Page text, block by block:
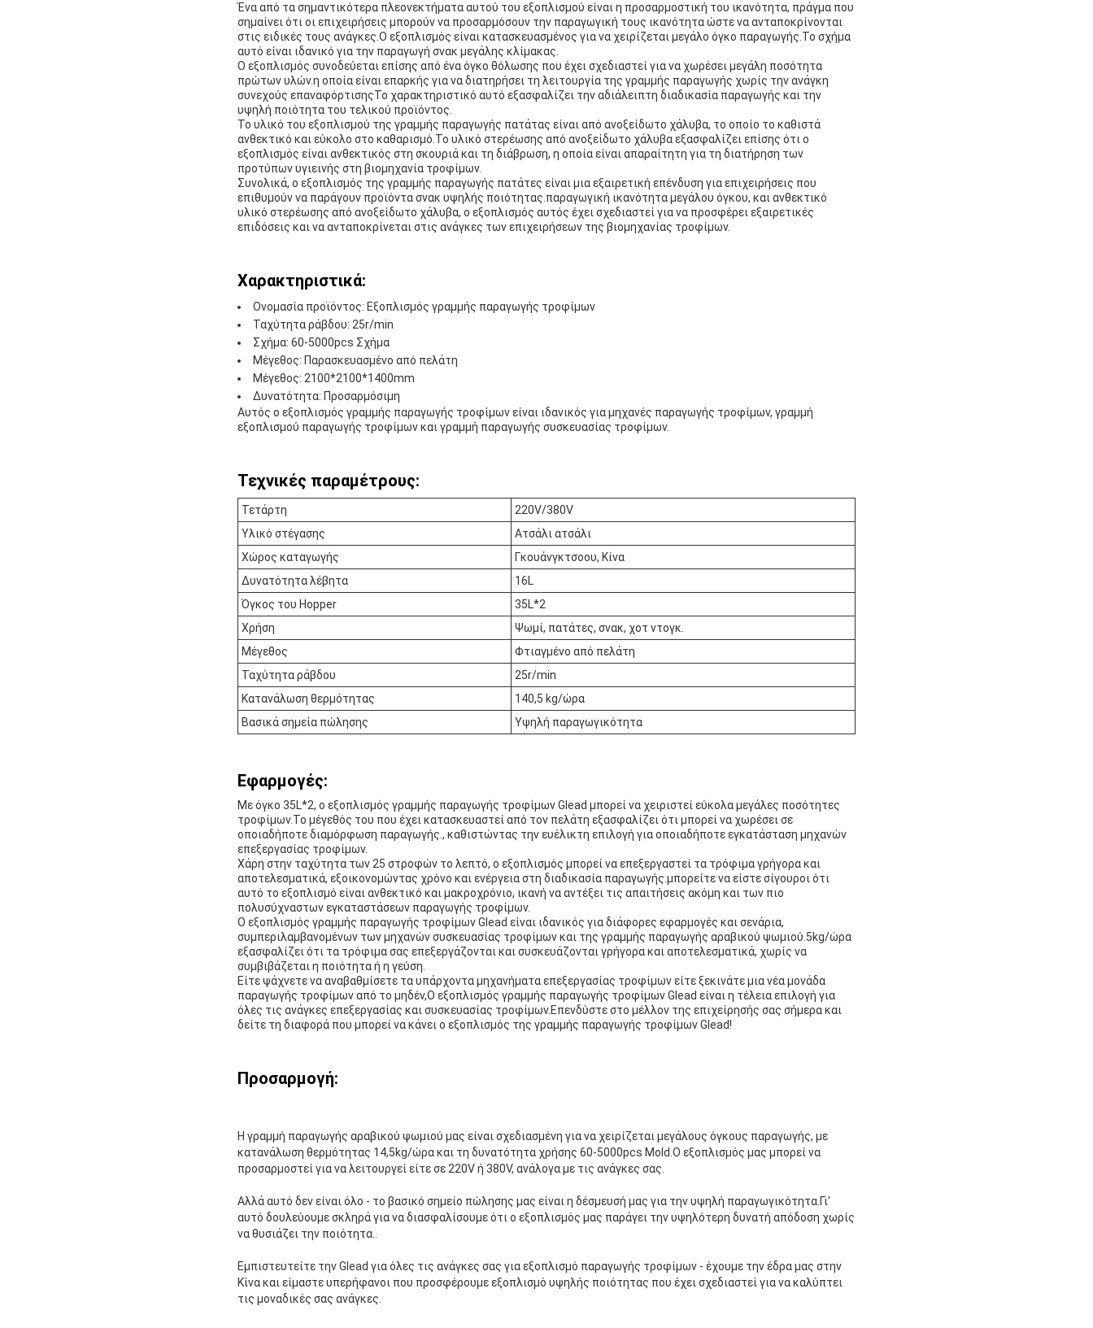
Ένα από τα σημαντικότερα πλεονεκτήματα αυτού του εξοπλισμού είναι η προσαρμοστική του ικανότητα, πράγμα που
σημαίνει ότι οι επιχειρήσεις μπορούν να προσαρμόσουν την παραγωγική τους ικανότητα ώστε να ανταποκρίνονται
στις ειδικές τους ανάγκες.Ο εξοπλισμός είναι κατασκευασμένος για να χειρίζεται μεγάλο όγκο παραγωγής.Το σχήμα
αυτό είναι ιδανικό για την παραγωγή σνακ μεγάλης κλίμακας.
Ο εξοπλισμός συνοδεύεται επίσης από ένα όγκο θόλωσης που έχει σχεδιαστεί για να χωρέσει μεγάλη ποσότητα
πρώτων υλών.η οποία είναι επαρκής για να διατηρήσει τη λειτουργία της γραμμής παραγωγής χωρίς την ανάγκη
συνεχούς επαναφόρτισηςΤο χαρακτηριστικό αυτό εξασφαλίζει την αδιάλειπτη διαδικασία παραγωγής και την
υψηλή ποιότητα του τελικού προϊόντος.
Το υλικό του εξοπλισμού της γραμμής παραγωγής πατάτας είναι από ανοξείδωτο χάλυβα, το οποίο το καθιστά
ανθεκτικό και εύκολο στο καθαρισμό.Το υλικό στερέωσης από ανοξείδωτο χάλυβα εξασφαλίζει επίσης ότι ο
εξοπλισμός είναι ανθεκτικός στη σκουριά και τη διάβρωση, η οποία είναι απαραίτητη για τη διατήρηση των
προτύπων υγιεινής στη βιομηχανία τροφίμων.
Συνολικά, ο εξοπλισμός της γραμμής παραγωγής πατάτες είναι μια εξαιρετική επένδυση για επιχειρήσεις που
επιθυμούν να παράγουν προϊόντα σνακ υψηλής ποιότητας.παραγωγική ικανότητα μεγάλου όγκου, και ανθεκτικό
υλικό στερέωσης από ανοξείδωτο χάλυβα, ο εξοπλισμός αυτός έχει σχεδιαστεί για να προσφέρει εξαιρετικές
επιδόσεις και να ανταποκρίνεται στις ανάγκες των επιχειρήσεων της βιομηχανίας τροφίμων.
Χαρακτηριστικά:
Ονομασία προϊόντος: Εξοπλισμός γραμμής παραγωγής τροφίμων
Ταχύτητα ράβδου: 25r/min
Σχήμα: 60-5000pcs Σχήμα
Μέγεθος: Παρασκευασμένο από πελάτη
Μέγεθος: 2100*2100*1400mm
Δυνατότητα: Προσαρμόσιμη
Αυτός ο εξοπλισμός γραμμής παραγωγής τροφίμων είναι ιδανικός για μηχανές παραγωγής τροφίμων, γραμμή
εξοπλισμού παραγωγής τροφίμων και γραμμή παραγωγής συσκευασίας τροφίμων.
Τεχνικές παραμέτρους:
Τετάρτη
220V/380V
Υλικό στέγασης
Ατσάλι ατσάλι
Χώρος καταγωγής
Γκουάνγκτσοου, Κίνα
Δυνατότητα λέβητα
16L
Όγκος του Hopper
35L*2
Χρήση
Ψωμί, πατάτες, σνακ, χοτ ντογκ.
Μέγεθος
Φτιαγμένο από πελάτη
Ταχύτητα ράβδου
25r/min
Κατανάλωση θερμότητας
140,5 kg/ώρα
Βασικά σημεία πώλησης
Υψηλή παραγωγικότητα
Εφαρμογές:
Με όγκο 35L*2, ο εξοπλισμός γραμμής παραγωγής τροφίμων Glead μπορεί να χειριστεί εύκολα μεγάλες ποσότητες
τροφίμων.Το μέγεθός του που έχει κατασκευαστεί από τον πελάτη εξασφαλίζει ότι μπορεί να χωρέσει σε
οποιαδήποτε διαμόρφωση παραγωγής., καθιστώντας την ευέλικτη επιλογή για οποιαδήποτε εγκατάσταση μηχανών
επεξεργασίας τροφίμων.
Χάρη στην ταχύτητα των 25 στροφών το λεπτό, ο εξοπλισμός μπορεί να επεξεργαστεί τα τρόφιμα γρήγορα και
αποτελεσματικά, εξοικονομώντας χρόνο και ενέργεια στη διαδικασία παραγωγής.μπορείτε να είστε σίγουροι ότι
αυτό το εξοπλισμό είναι ανθεκτικό και μακροχρόνιο, ικανή να αντέξει τις απαιτήσεις ακόμη και των πιο
πολυσύχναστων εγκαταστάσεων παραγωγής τροφίμων.
Ο εξοπλισμός γραμμής παραγωγής τροφίμων Glead είναι ιδανικός για διάφορες εφαρμογές και σενάρια,
συμπεριλαμβανομένων των μηχανών συσκευασίας τροφίμων και της γραμμής παραγωγής αραβικού ψωμιού.5kg/ώρα
εξασφαλίζει ότι τα τρόφιμα σας επεξεργάζονται και συσκευάζονται γρήγορα και αποτελεσματικά, χωρίς να
συμβιβάζεται η ποιότητα ή η γεύση.
Είτε ψάχνετε να αναβαθμίσετε τα υπάρχοντα μηχανήματα επεξεργασίας τροφίμων είτε ξεκινάτε μια νέα μονάδα
παραγωγής τροφίμων από το μηδέν,Ο εξοπλισμός γραμμής παραγωγής τροφίμων Glead είναι η τέλεια επιλογή για
όλες τις ανάγκες επεξεργασίας και συσκευασίας τροφίμων.Επενδύστε στο μέλλον της επιχείρησής σας σήμερα και
δείτε τη διαφορά που μπορεί να κάνει ο εξοπλισμός της γραμμής παραγωγής τροφίμων Glead!
Προσαρμογή:
Η γραμμή παραγωγής αραβικού ψωμιού μας είναι σχεδιασμένη για να χειρίζεται μεγάλους όγκους παραγωγής, με
κατανάλωση θερμότητας 14,5kg/ώρα και τη δυνατότητα χρήσης 60-5000pcs Mold.Ο εξοπλισμός μας μπορεί να
προσαρμοστεί για να λειτουργεί είτε σε 220V ή 380V, ανάλογα με τις ανάγκες σας.
Αλλά αυτό δεν είναι όλο - το βασικό σημείο πώλησης μας είναι η δέσμευσή μας για την υψηλή παραγωγικότητα.Γι'
αυτό δουλεύουμε σκληρά για να διασφαλίσουμε ότι ο εξοπλισμός μας παράγει την υψηλότερη δυνατή απόδοση χωρίς
να θυσιάζει την ποιότητα..
Εμπιστευτείτε την Glead για όλες τις ανάγκες σας για εξοπλισμό παραγωγής τροφίμων - έχουμε την έδρα μας στην
Κίνα και είμαστε υπερήφανοι που προσφέρουμε εξοπλισμό υψηλής ποιότητας που έχει σχεδιαστεί για να καλύπτει
τις μοναδικές σας ανάγκες.